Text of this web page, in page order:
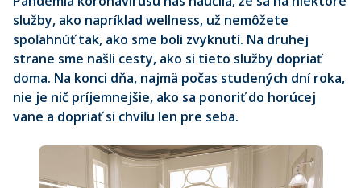
služby, ako napríklad wellness, už nemôžete
spoľahnúť tak, ako sme boli zvyknutí. Na druhej
strane sme našli cesty, ako si tieto služby dopriať
doma. Na konci dňa, najmä počas studených dní roka,
nie je nič príjemnejšie, ako sa ponoriť do horúcej
vane a dopriať si chvíľu len pre seba.